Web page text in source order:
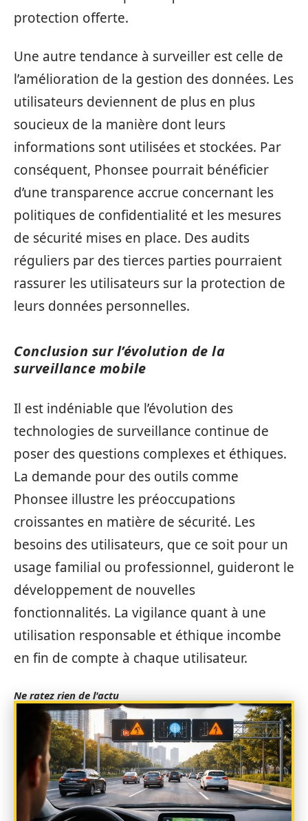
protection offerte.
Une autre tendance à surveiller est celle de
l’amélioration de la gestion des données. Les
utilisateurs deviennent de plus en plus
soucieux de la manière dont leurs
informations sont utilisées et stockées. Par
conséquent, Phonsee pourrait bénéficier
d’une transparence accrue concernant les
politiques de confidentialité et les mesures
de sécurité mises en place. Des audits
réguliers par des tierces parties pourraient
rassurer les utilisateurs sur la protection de
leurs données personnelles.
Conclusion sur l’évolution de la
surveillance mobile
Il est indéniable que l’évolution des
technologies de surveillance continue de
poser des questions complexes et éthiques.
La demande pour des outils comme
Phonsee illustre les préoccupations
croissantes en matière de sécurité. Les
besoins des utilisateurs, que ce soit pour un
usage familial ou professionnel, guideront le
développement de nouvelles
fonctionnalités. La vigilance quant à une
utilisation responsable et éthique incombe
en fin de compte à chaque utilisateur.
Ne ratez rien de l'actu